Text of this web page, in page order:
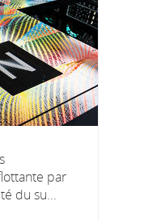
par
du su...